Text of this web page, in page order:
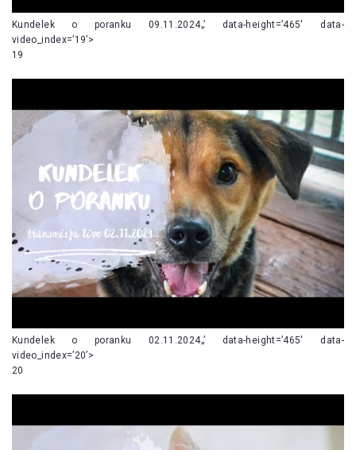
Kundelek o poranku 09.11.2024„’ data-height=’465′ data-
video_index=’19’>
19
Kundelek o poranku 02.11.2024„’ data-height=’465′ data-
video_index=’20’>
20